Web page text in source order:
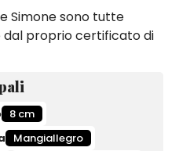
Simone sono tutte
proprio certificato di
8 cm
Mangiallegro